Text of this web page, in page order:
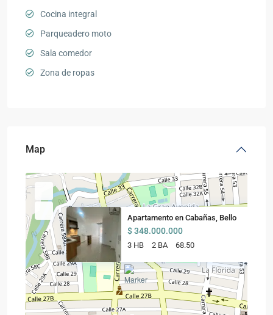
Cocina integral
Parqueadero moto
Sala comedor
Zona de ropas
Map
Apartamento en Cabañas, Bello
$ 348.000.000
3 HB 2 BA 68.50